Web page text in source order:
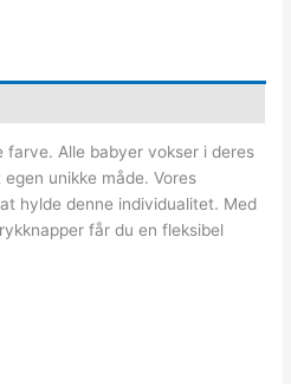
farve. Alle babyer vokser i deres
unikke måde. Vores
hylde denne individualitet. Med
får du en fleksibel